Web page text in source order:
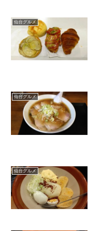
仙台グルメ
仙台グルメ
仙台グルメ